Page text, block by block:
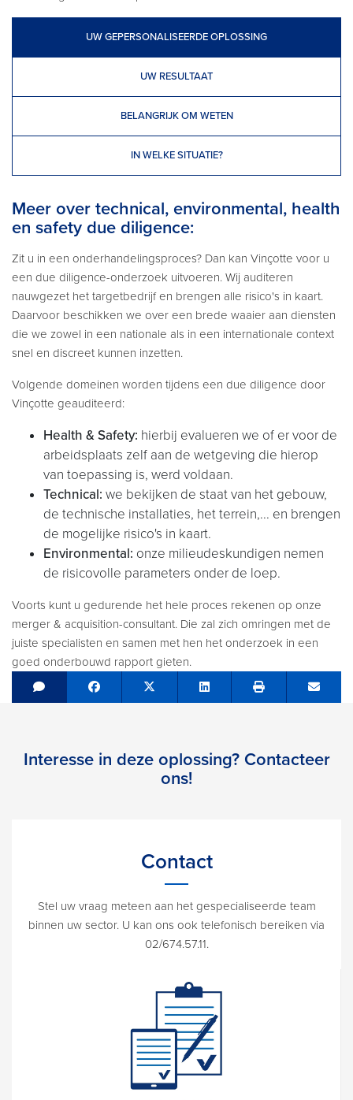
UW GEPERSONALISEERDE OPLOSSING
UW RESULTAAT
BELANGRIJK OM WETEN
IN WELKE SITUATIE?
Meer over technical, environmental, health
en safety due diligence:
Zit u in een onderhandelingsproces? Dan kan Vinçotte voor u
een due diligence-onderzoek uitvoeren. Wij auditeren
nauwgezet het targetbedrijf en brengen alle risico's in kaart.
Daarvoor beschikken we over een brede waaier aan diensten
die we zowel in een nationale als in een internationale context
snel en discreet kunnen inzetten.
Volgende domeinen worden tijdens een due diligence door
Vinçotte geauditeerd:
Health & Safety: hierbij evalueren we of er voor de
arbeidsplaats zelf aan de wetgeving die hierop
van toepassing is, werd voldaan.
Technical: we bekijken de staat van het gebouw,
de technische installaties, het terrein,... en brengen
de mogelijke risico's in kaart.
Environmental: onze milieudeskundigen nemen
de risicovolle parameters onder de loep.
Voorts kunt u gedurende het hele proces rekenen op onze
merger & acquisition-consultant. Die zal zich omringen met de
juiste specialisten en samen met hen het onderzoek in een
goed onderbouwd rapport gieten.
Share on Facebook
Tweet Share on LinkedIn Send
Interesse in deze oplossing? Contacteer
ons!
Contact
Stel uw vraag meteen aan het gespecialiseerde team
binnen uw sector. U kan ons ook telefonisch bereiken via
02/674.57.11.